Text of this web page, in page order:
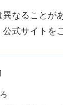
なることが
式サイトを